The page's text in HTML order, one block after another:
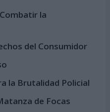
la
del Consumidor
la Brutalidad Policial
de Focas